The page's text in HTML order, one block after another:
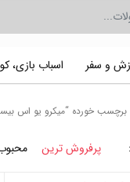
و سفر اسباب بازی،
خورده “میکرو یو اس
پرفروش ترین